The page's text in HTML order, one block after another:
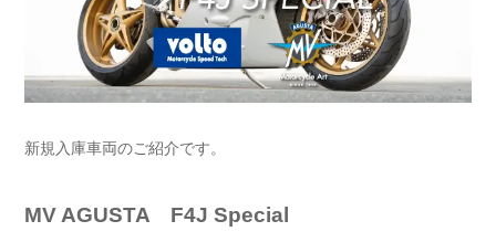
新規入庫車両のご紹介です。
MV AGUSTA F4J Special